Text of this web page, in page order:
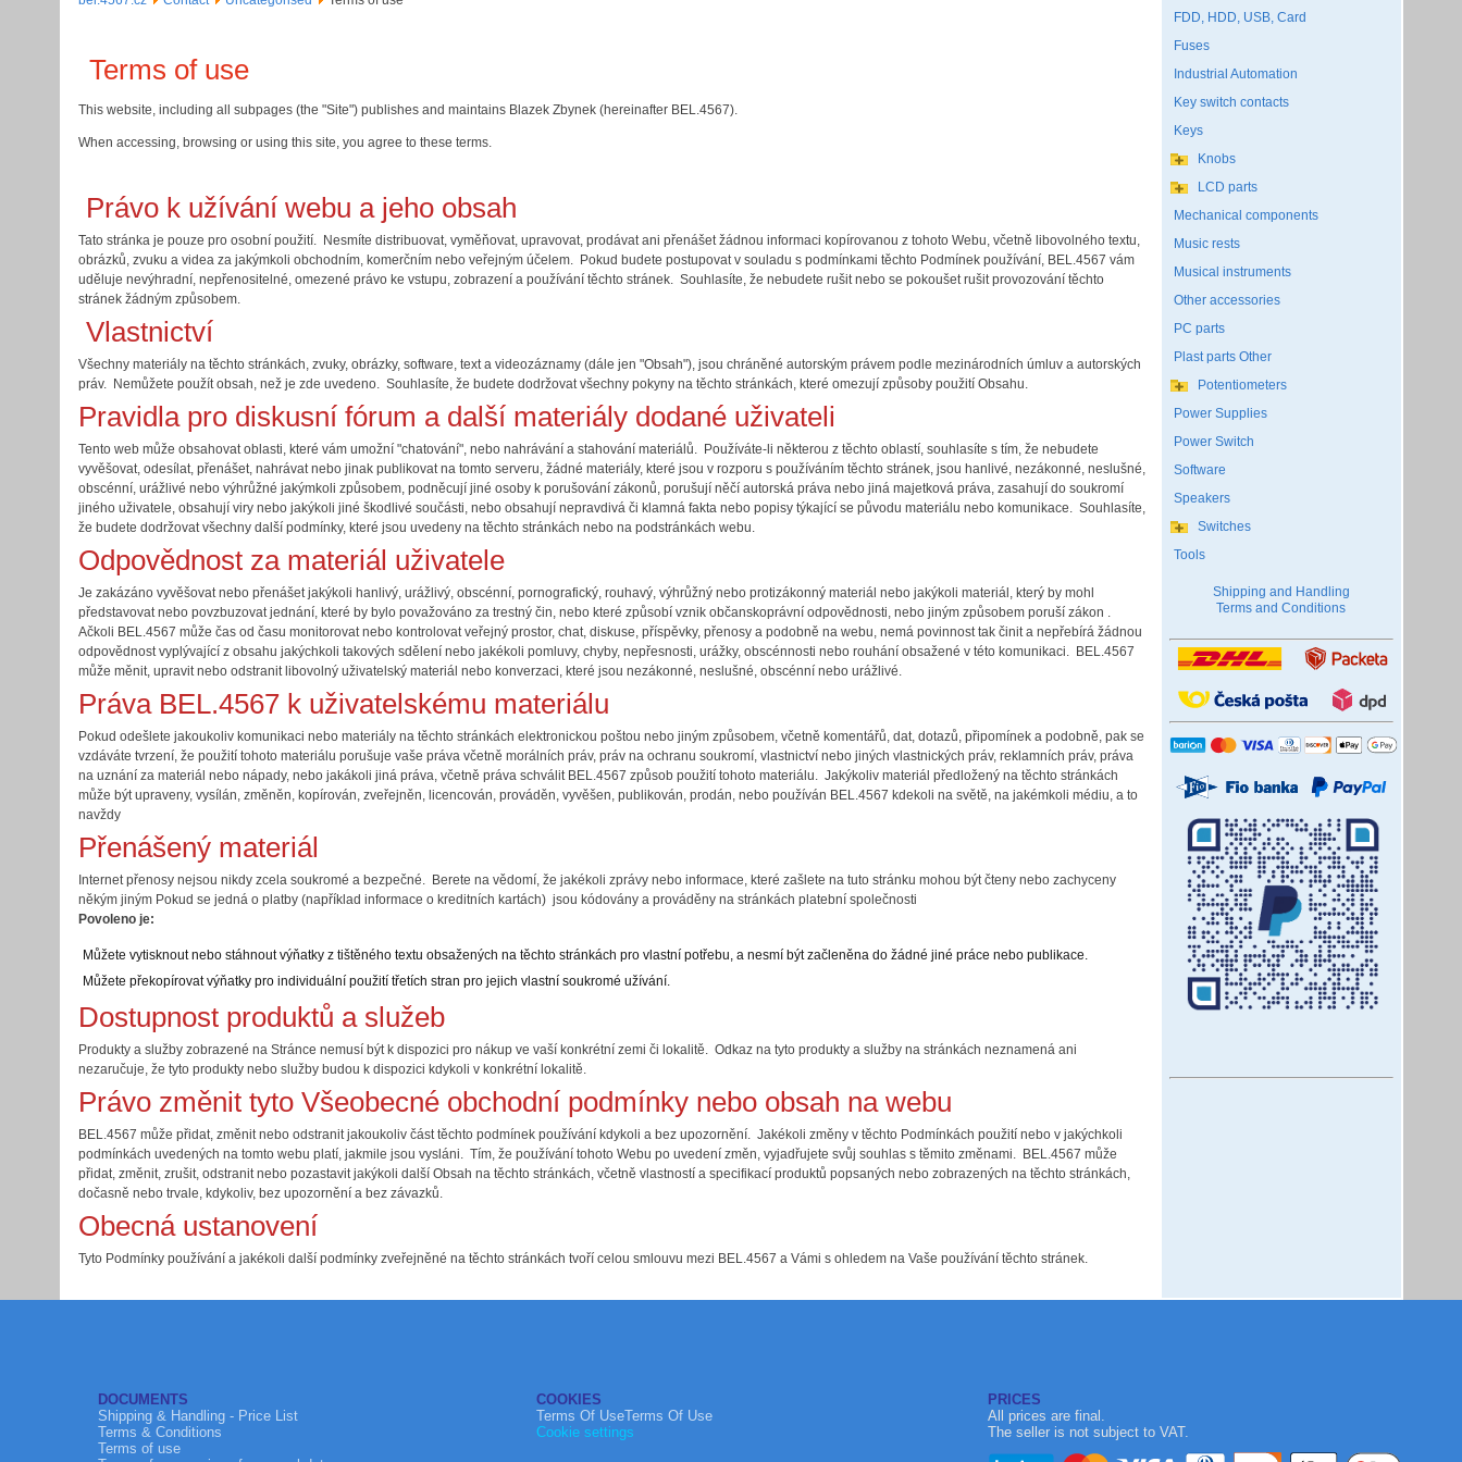
Terms of use
This website, including all subpages (the "Site") publishes and maintains Blazek Zbynek (hereinafter BEL.4567).
When accessing, browsing or using this site, you agree to these terms.
Právo k užívání webu a jeho obsah
Tato stránka je pouze pro osobní použití. Nesmíte distribuovat, vyměňovat, upravovat, prodávat ani přenášet žádnou informaci kopírovanou z tohoto Webu, včetně libovolného textu,
obrázků, zvuku a videa za jakýmkoli obchodním, komerčním nebo veřejným účelem. Pokud budete postupovat v souladu s podmínkami těchto Podmínek používání, BEL.4567 vám
uděluje nevýhradní, nepřenositelné, omezené právo ke vstupu, zobrazení a používání těchto stránek. Souhlasíte, že nebudete rušit nebo se pokoušet rušit provozování těchto
stránek žádným způsobem.
Vlastnictví
Všechny materiály na těchto stránkách, zvuky, obrázky, software, text a videozáznamy (dále jen "Obsah"), jsou chráněné autorským právem podle mezinárodních úmluv a autorských
práv. Nemůžete použít obsah, než je zde uvedeno. Souhlasíte, že budete dodržovat všechny pokyny na těchto stránkách, které omezují způsoby použití Obsahu.
Pravidla pro diskusní fórum a další materiály dodané uživateli
Tento web může obsahovat oblasti, které vám umožní "chatování", nebo nahrávání a stahování materiálů. Používáte-li některou z těchto oblastí, souhlasíte s tím, že nebudete
vyvěšovat, odesílat, přenášet, nahrávat nebo jinak publikovat na tomto serveru, žádné materiály, které jsou v rozporu s používáním těchto stránek, jsou hanlivé, nezákonné, neslušné,
obscénní, urážlivé nebo výhrůžné jakýmkoli způsobem, podněcují jiné osoby k porušování zákonů, porušují něčí autorská práva nebo jiná majetková práva, zasahují do soukromí
jiného uživatele, obsahují viry nebo jakýkoli jiné škodlivé součásti, nebo obsahují nepravdivá či klamná fakta nebo popisy týkající se původu materiálu nebo komunikace. Souhlasíte,
že budete dodržovat všechny další podmínky, které jsou uvedeny na těchto stránkách nebo na podstránkách webu.
Odpovědnost za materiál uživatele
Je zakázáno vyvěšovat nebo přenášet jakýkoli hanlivý, urážlivý, obscénní, pornografický, rouhavý, výhrůžný nebo protizákonný materiál nebo jakýkoli materiál, který by mohl
představovat nebo povzbuzovat jednání, které by bylo považováno za trestný čin, nebo které způsobí vznik občanskoprávní odpovědnosti, nebo jiným způsobem poruší zákon .
Ačkoli BEL.4567 může čas od času monitorovat nebo kontrolovat veřejný prostor, chat, diskuse, příspěvky, přenosy a podobně na webu, nemá povinnost tak činit a nepřebírá žádnou
odpovědnost vyplývající z obsahu jakýchkoli takových sdělení nebo jakékoli pomluvy, chyby, nepřesnosti, urážky, obscénnosti nebo rouhání obsažené v této komunikaci. BEL.4567
může měnit, upravit nebo odstranit libovolný uživatelský materiál nebo konverzaci, které jsou nezákonné, neslušné, obscénní nebo urážlivé.
Práva BEL.4567 k uživatelskému materiálu
Pokud odešlete jakoukoliv komunikaci nebo materiály na těchto stránkách elektronickou poštou nebo jiným způsobem, včetně komentářů, dat, dotazů, připomínek a podobně, pak se
vzdáváte tvrzení, že použití tohoto materiálu porušuje vaše práva včetně morálních práv, práv na ochranu soukromí, vlastnictví nebo jiných vlastnických práv, reklamních práv, práva
na uznání za materiál nebo nápady, nebo jakákoli jiná práva, včetně práva schválit BEL.4567 způsob použití tohoto materiálu. Jakýkoliv materiál předložený na těchto stránkách
může být upraveny, vysílán, změněn, kopírován, zveřejněn, licencován, prováděn, vyvěšen, publikován, prodán, nebo používán BEL.4567 kdekoli na světě, na jakémkoli médiu, a to
navždy
Přenášený materiál
Internet přenosy nejsou nikdy zcela soukromé a bezpečné. Berete na vědomí, že jakékoli zprávy nebo informace, které zašlete na tuto stránku mohou být čteny nebo zachyceny
někým jiným Pokud se jedná o platby (například informace o kreditních kartách) jsou kódovány a prováděny na stránkách platební společnosti
Povoleno je:
Můžete vytisknout nebo stáhnout výňatky z tištěného textu obsažených na těchto stránkách pro vlastní potřebu, a nesmí být začleněna do žádné jiné práce nebo publikace.
Můžete překopírovat výňatky pro individuální použití třetích stran pro jejich vlastní soukromé užívání.
Dostupnost produktů a služeb
Produkty a služby zobrazené na Stránce nemusí být k dispozici pro nákup ve vaší konkrétní zemi či lokalitě. Odkaz na tyto produkty a služby na stránkách neznamená ani
nezaručuje, že tyto produkty nebo služby budou k dispozici kdykoli v konkrétní lokalitě.
Právo změnit tyto Všeobecné obchodní podmínky nebo obsah na webu
BEL.4567 může přidat, změnit nebo odstranit jakoukoliv část těchto podmínek používání kdykoli a bez upozornění. Jakékoli změny v těchto Podmínkách použití nebo v jakýchkoli
podmínkách uvedených na tomto webu platí, jakmile jsou vysláni. Tím, že používání tohoto Webu po uvedení změn, vyjadřujete svůj souhlas s těmito změnami. BEL.4567 může
přidat, změnit, zrušit, odstranit nebo pozastavit jakýkoli další Obsah na těchto stránkách, včetně vlastností a specifikací produktů popsaných nebo zobrazených na těchto stránkách,
dočasně nebo trvale, kdykoliv, bez upozornění a bez závazků.
Obecná ustanovení
Tyto Podmínky používání a jakékoli další podmínky zveřejněné na těchto stránkách tvoří celou smlouvu mezi BEL.4567 a Vámi s ohledem na Vaše používání těchto stránek.
FDD, HDD, USB, Card
Fuses
Industrial Automation
Key switch contacts
Keys
Knobs
LCD parts
Mechanical components
Music rests
Musical instruments
Other accessories
PC parts
Plast parts Other
Potentiometers
Power Supplies
Power Switch
Software
Speakers
Switches
Tools
Shipping and Handling
Terms and Conditions
DOCUMENTS
Shipping & Handling - Price List
Terms & Conditions
Terms of use
COOKIES
Terms Of UseTerms Of Use
Cookie settings
PRICES
All prices are final.
The seller is not subject to VAT.